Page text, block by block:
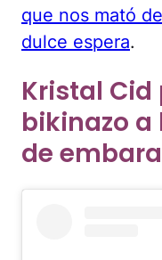
que nos mató
dulce espera.
Kristal
bikinazo a
de